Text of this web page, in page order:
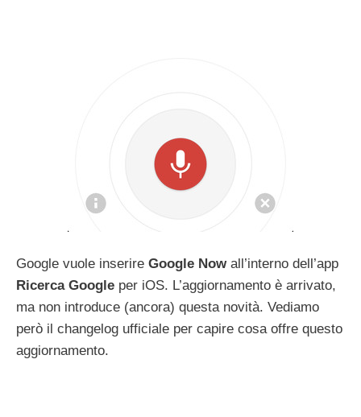
Google vuole inserire Google Now all’interno dell’app
Ricerca Google per iOS. L’aggiornamento è arrivato,
ma non introduce (ancora) questa novità. Vediamo
però il changelog ufficiale per capire cosa offre questo
aggiornamento.